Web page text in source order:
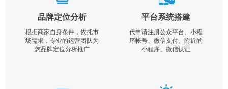
品牌定位分析
根据商家自身条件，依托市
场需求，专业的运营团队为
您品牌定位分析推广
平台系统搭建
代申请注册公众平台、小程
序帐号、微信支付、附近的
小程序、微信认证